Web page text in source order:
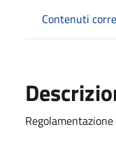
Contenuti